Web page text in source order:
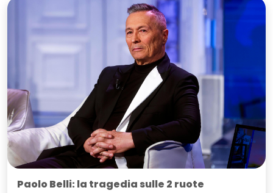
Paolo Belli: la tragedia sulle 2 ruote